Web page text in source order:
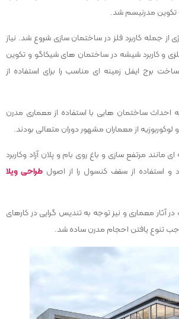
مدرنیسم شد.
از جمله کاربرد فلز در ساختمان سازی شروع شد. نیاز
و کاربرد شیشه در ساختمان های شیکاگو و تکوین
شیکاگو در۱۸۷۱ و ساخت برج ایفل زمینه ای مناسب را برای استفاده از
احداث ساختمان هایی با استفاده از معماری مدرن
از معماران مشهور دوران متعالی بودند.
مانند مرتفع سازی و باغ روی بام و پلان آزاد وکاربرد
و استفاده از سقف کنسول را از اصول طراحی ویلا
آثار معماری و نیز توجه به تندیس گرایی در کارهای
تنوع یافتن احجام مدرن ساده شد.